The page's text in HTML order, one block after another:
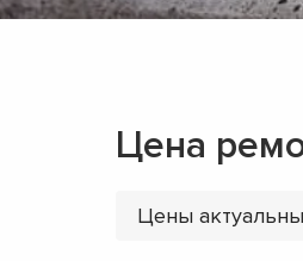
Цена
Цены